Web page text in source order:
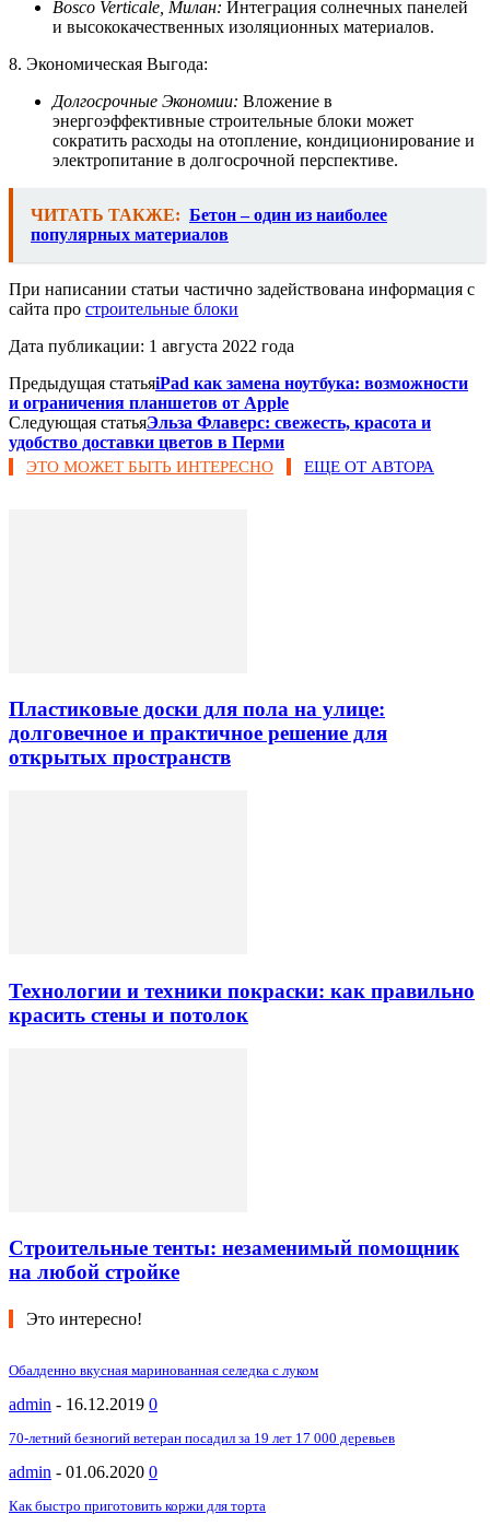
Bosco Verticale, Милан: Интеграция солнечных панелей
и высококачественных изоляционных материалов.
8. Экономическая Выгода:
Долгосрочные Экономии: Вложение в
энергоэффективные строительные блоки может
сократить расходы на отопление, кондиционирование и
электропитание в долгосрочной перспективе.
ЧИТАТЬ ТАКЖЕ: Бетон – один из наиболее
популярных материалов
При написании статьи частично задействована информация с
сайта про строительные блоки
Дата публикации: 1 августа 2022 года
Предыдущая статьяiPad как замена ноутбука: возможности
и ограничения планшетов от Apple
Следующая статьяЭльза Флаверс: свежесть, красота и
удобство доставки цветов в Перми
ЭТО МОЖЕТ БЫТЬ ИНТЕРЕСНО ЕЩЕ ОТ АВТОРА
Пластиковые доски для пола на улице:
долговечное и практичное решение для
открытых пространств
Технологии и техники покраски: как правильно
красить стены и потолок
Строительные тенты: незаменимый помощник
на любой стройке
Это интересно!
Обалденно вкусная маринованная селедка с луком
admin - 16.12.2019 0
70-летний безногий ветеран посадил за 19 лет 17 000 деревьев
admin - 01.06.2020 0
Как быстро приготовить коржи для торта